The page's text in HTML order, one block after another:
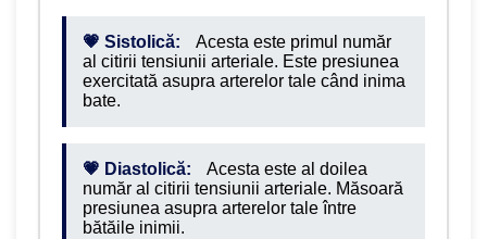
💗 Sistolică:
Acesta este primul număr
al citirii tensiunii arteriale. Este presiunea
exercitată asupra arterelor tale când inima
bate.
💗 Diastolică:
Acesta este al doilea
număr al citirii tensiunii arteriale. Măsoară
presiunea asupra arterelor tale între
bătăile inimii.